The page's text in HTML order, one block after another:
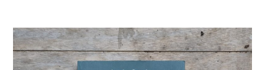
The
Cellist